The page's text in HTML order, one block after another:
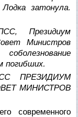
затонула.
Президиум
Министров
погибших.
ПРЕЗИДИУМ
МИНИСТРОВ
современного